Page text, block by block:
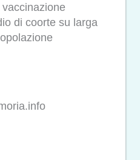
di coorte su larga